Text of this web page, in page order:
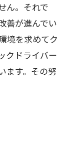
ん。それで
善が進んでい
境を求めてク
クドライバー
ます。その努